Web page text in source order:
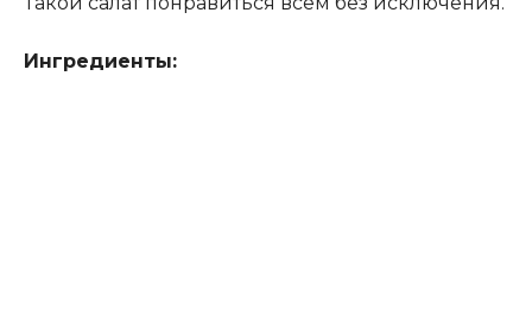
Ингредиенты: